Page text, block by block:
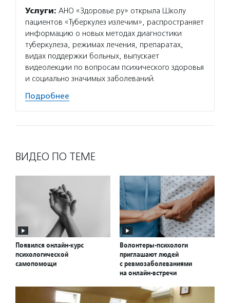
Услуги: АНО «Здоровье.ру» открыла Школу
пациентов «Туберкулез излечим», распространяет
информацию о новых методах диагностики
туберкулеза, режимах лечения, препаратах,
видах поддержки больных, выпускает
видеолекции по вопросам психического здоровья
и социально значимых заболеваний.
Подробнее
ВИДЕО ПО ТЕМЕ
Появился онлайн-курс
психологической
самопомощи
Волонтеры-психологи
приглашают людей
с ревмозаболеваниями
на онлайн-встречи